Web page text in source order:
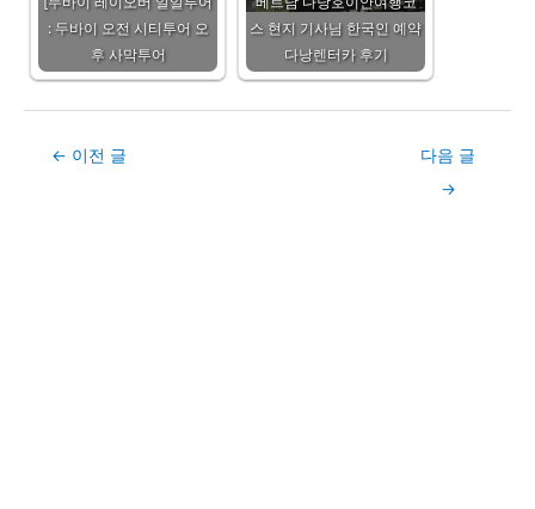
: 두바이 오전 시티투어 오
후 사막투어
스 현지 기사님 한국인 예약
다낭렌터카 후기
Post← 이전 글
다음 글
→